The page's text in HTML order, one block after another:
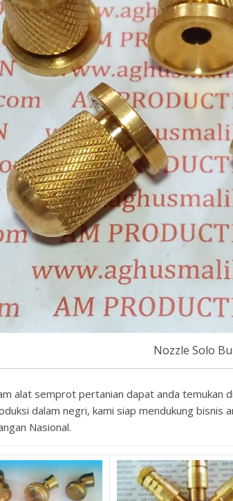
Nozzle Solo
alat semprot pertanian dapat anda temukan
dalam negri, kami siap mendukung bisnis
Nasional.